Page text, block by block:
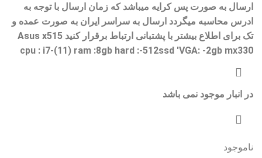
ارسال به صورت پس کرایه میباشد که زمان ارسال با توجه به
ادرس محاسبه میگردد ارسال به سراسر ایران به صورت عمده و
تک برای اطلاع بیشتر با پشتبانی ارتباط برقرار کنید Asus x515
cpu : i7-(11) ram :8gb hard :-512ssd 'VGA: -2gb mx330
در انبار موجود نمی باشد
ناموجود